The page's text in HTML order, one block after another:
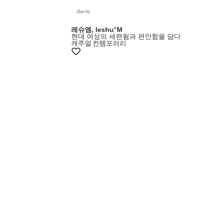
레슈엠, leshu°M
현대 여성의 세련됨과 편안함을 담다.
캐주얼 컨템포러리